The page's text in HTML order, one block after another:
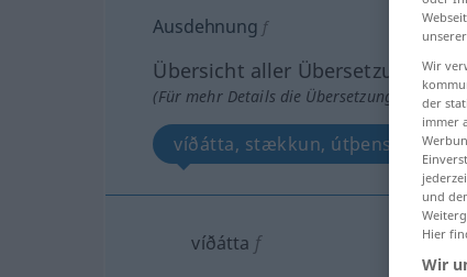
Ausdehnung f
Übersicht aller Übersetzungen
(Für mehr Details die Übersetzung
víðátta, stækkun, útþensla
víðátta f
Wir
der
immer
und
Hier
Wir